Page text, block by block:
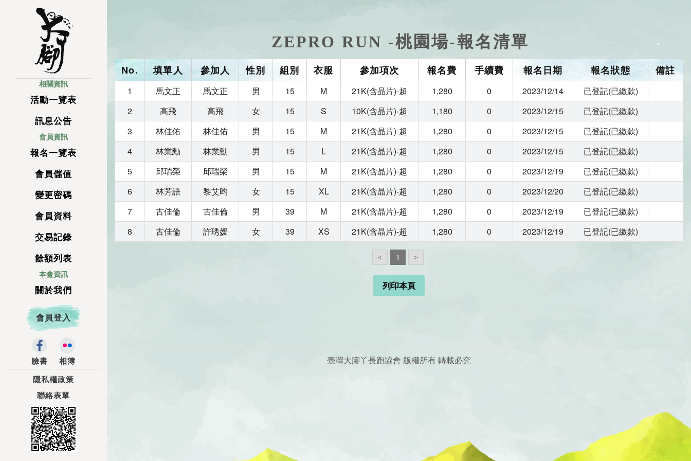
相關資訊
活動一覽表
訊息公告
會員資訊
報名一覽表
會員儲值
變更密碼
會員資料
交易記錄
餘額列表
本會資訊
關於我們
會員登入
臉書 相簿
隱私權政策
聯絡表單
ZEPRO RUN -桃園場-報名清單
No. 填單人 參加人 性別 組別 衣服 參加項次 報名費 手續費 報名日期 報名狀態 備註
1 馬文正 馬文正 男 15 M 21K(含晶片)-超 1,280 0 2023/12/14
已登記(已繳款)
2
高飛 高飛 女 15 S 10K(含晶片)-超 1,180 0 2023/12/15
已登記(已繳款)
3
林佳佑 林佳佑 男 15 M 21K(含晶片)-超 1,280 0 2023/12/15
已登記(已繳款)
4
林業勳 林業勳 男 15 L 21K(含晶片)-超 1,280 0 2023/12/15
已登記(已繳款)
5
邱瑞榮 邱瑞榮 男 15 M 21K(含晶片)-超 1,280 0 2023/12/19
已登記(已繳款)
6
林芳語 黎艾昀 女 15 XL 21K(含晶片)-超 1,280 0 2023/12/20
已登記(已繳款)
7
古佳倫 古佳倫 男 39 M 21K(含晶片)-超 1,280 0 2023/12/19
已登記(已繳款)
8
古佳倫 許琇媛 女 39 XS 21K(含晶片)-超 1,280 0 2023/12/19 已登記(已繳款)
< 1 >
列印本頁
臺灣大腳丫長跑協會 版權所有 轉載必究